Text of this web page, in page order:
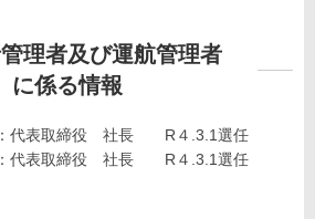
理者及び運航管理者
に係る情報
：代表取締役 社長 R４.3.1選任
代表取締役 社長 R４.3.1選任